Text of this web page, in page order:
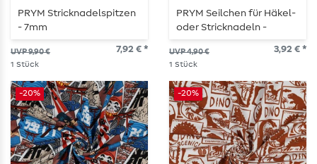
PRYM Stricknadelspitzen
- 7mm
UVP 9,90 € 7,92 € *
1 Stück
PRYM Seilchen für Häkel-
oder Stricknadeln -
100cm
UVP 4,90 € 3,92 € *
1 Stück
-20% -20%